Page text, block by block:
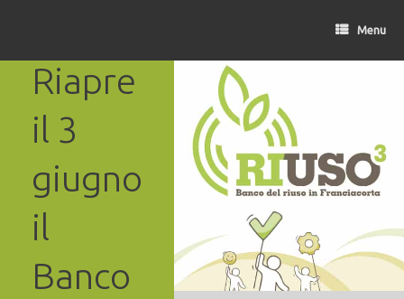
Menu
Riapre
il 3
giugno
il
Banco